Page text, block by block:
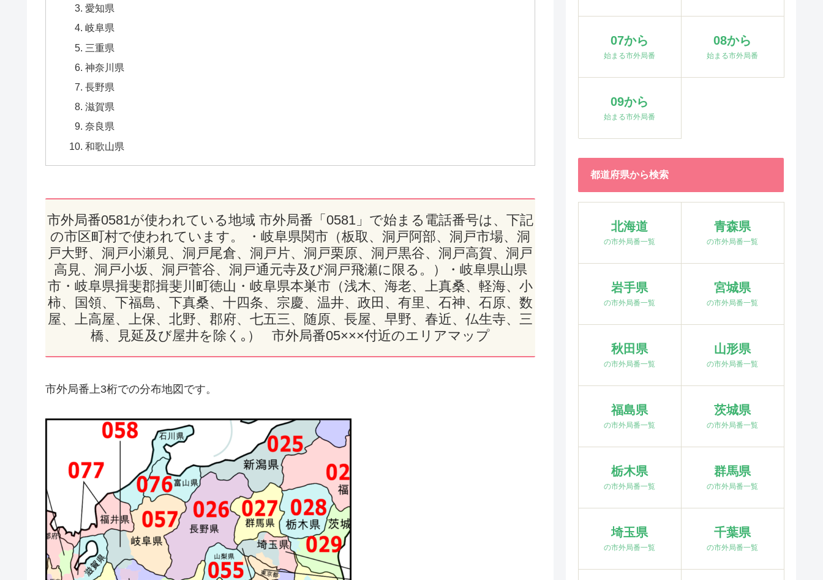
愛知県
岐阜県
三重県
神奈川県
長野県
滋賀県
奈良県
和歌山県
市外局番0581が使われている地域 市外局番「0581」で始まる電話番号は、下記
の市区町村で使われています。 ・岐阜県関市（板取、洞戸阿部、洞戸市場、洞
戸大野、洞戸小瀬見、洞戸尾倉、洞戸片、洞戸栗原、洞戸黒谷、洞戸高賀、洞戸
高見、洞戸小坂、洞戸菅谷、洞戸通元寺及び洞戸飛瀬に限る。）・岐阜県山県
市・岐阜県揖斐郡揖斐川町徳山・岐阜県本巣市（浅木、海老、上真桑、軽海、小
柿、国領、下福島、下真桑、十四条、宗慶、温井、政田、有里、石神、石原、数
屋、上高屋、上保、北野、郡府、七五三、随原、長屋、早野、春近、仏生寺、三
橋、見延及び屋井を除く｡） 市外局番05×××付近のエリアマップ
市外局番上3桁での分布地図です。
07から
始まる市外局番
08から
始まる市外局番
09から
始まる市外局番
都道府県から検索
北海道
の市外局番一覧
青森県
の市外局番一覧
岩手県
の市外局番一覧
宮城県
の市外局番一覧
秋田県
の市外局番一覧
山形県
の市外局番一覧
福島県
の市外局番一覧
茨城県
の市外局番一覧
栃木県
の市外局番一覧
群馬県
の市外局番一覧
埼玉県
の市外局番一覧
千葉県
の市外局番一覧